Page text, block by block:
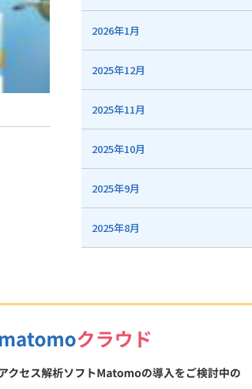
2026年1月
2025年12月
2025年11月
2025年10月
2025年9月
2025年8月